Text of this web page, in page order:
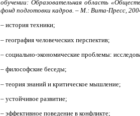
обучении: Образовательная область
фонд подготовки кадров. – М.: Вита-Пресс,
– история техники;
– география человеческих перспектив;
– социально-экономические проблемы:
– философские беседы;
– теория знаний и критическое мышление;
– устойчивое развитие;
– эффективное поведение в конфликте;